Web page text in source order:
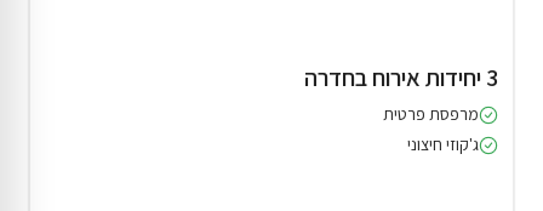
3 יחידות אירוח בחדרה
מרפסת פרטית
ג'קוזי חיצוני